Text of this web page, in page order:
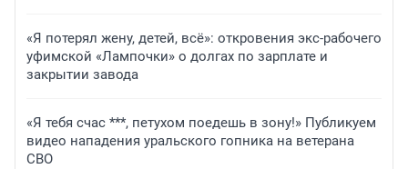
«Я потерял жену, детей, всё»: откровения экс-рабочего
уфимской «Лампочки» о долгах по зарплате и
закрытии завода
«Я тебя счас ***, петухом поедешь в зону!» Публикуем
видео нападения уральского гопника на ветерана
СВО